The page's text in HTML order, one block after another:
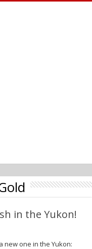
in the Yukon!
new one in the Yukon: